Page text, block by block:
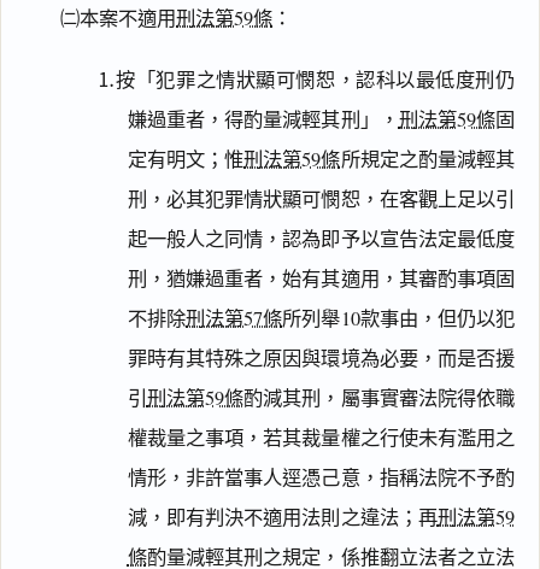
㈡本案不適用刑法第59條 ：
⒈按「犯罪之情狀顯可憫恕，認科以最低度刑仍
嫌過重者，得酌量減輕其刑」， 刑法第59條固
定有明文；惟刑法第59條所規定之酌量減輕其
刑，必其犯罪情狀顯可憫恕，在客觀上足以引
起一般人之同情，認為即予以宣告法定最低度
刑，猶嫌過重者，始有其適用，其審酌事項固
不排除刑法第57條所列舉10款事由，但仍以犯
罪時有其特殊之原因與環境為必要，而是否援
引刑法第59條酌減其刑，屬事實審法院得依職
權裁量之事項，若其裁量權之行使未有濫用之
情形，非許當事人逕憑己意，指稱法院不予酌
減，即有判決不適用法則之違法；再刑法第59
條酌量減輕其刑之規定，係推翻立法者之立法